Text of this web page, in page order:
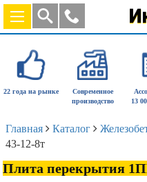
22 года на рынке
Современное
производство
13
Главная Каталог
43-12-8т
Плита перекрытия